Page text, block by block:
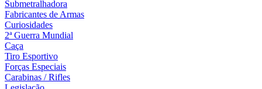
Submetralhadora
Fabricantes de Armas
Curiosidades
2ª Guerra Mundial
Caça
Tiro Esportivo
Forças Especiais
Carabinas / Rifles